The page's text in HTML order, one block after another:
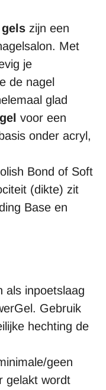
zijn een
Met
je
de nagel
glad
voor een
onder acryl,
Bond of Soft
(dikte) zit
Base en
als inpoetslaag
Gebruik
hechting de
geen
gelakt wordt